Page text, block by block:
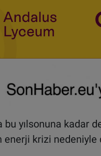
bu yılsonuna kadar
enerji krizi nedeniyle